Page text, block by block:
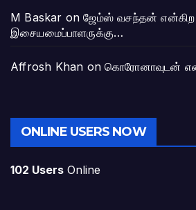
M Baskar onஜேம்ஸ் வசந்தன்
இசையமைப்பாளருக்கு…
Affrosh Khan onகொரோனாவுடன்
ONLINE USERS NOW
102 Users Online